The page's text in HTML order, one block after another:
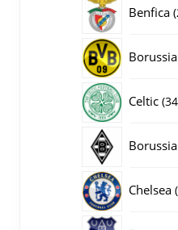
Benfica
Celtic 34
Chelsea